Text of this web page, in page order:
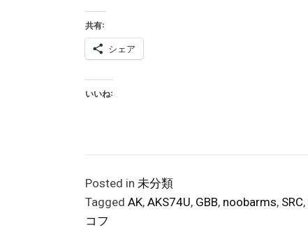
共有:
シェア
いいね:
Posted in 未分類
Tagged AK, AKS74U, GBB, noobarms, SRC,
コフ